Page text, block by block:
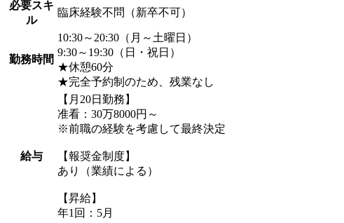
必要スキ
ル
臨床経験不問（新卒不可）
勤務時間
10:30～20:30（月～土曜日）
9:30～19:30（日・祝日）
★休憩60分
★完全予約制のため、残業なし
給与
【月20日勤務】
准看：30万8000円～
※前職の経験を考慮して最終決定
【報奨金制度】
あり（業績による）
【昇給】
年1回：5月